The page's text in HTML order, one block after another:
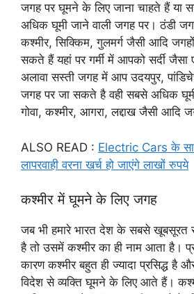
जगह पर घूमने के लिए जाना चाहते हैं या
अधिक घूमी जाने वाली जगह पर। ठंडी
कश्मीर, सिक्किम, गुलमर्ग जैसी आदि
सकते हैं यहां पर गर्मी में आपको सर्दी जैसा
अलावा सस्ती जगह में आप उदयपुर,
जगह पर जा सकते है वही सबसे अधिक
गोवा, कश्मीर, आगरा, लद्दाख जैसी आदि
ALSO READ : Electric Cars के
लापरवाही वरना खर्च हो जाएंगे लाखों रुपये
कश्मीर में घूमने के लिए जगह
जब भी हमारे भारत देश के सबसे खूबसूरत
है तो उसमें कश्मीर का ही नाम आता है।
कारण कश्मीर बहुत ही ज्यादा प्रसिद्ध है
विदेश से व्यक्ति घूमने के लिए आते हैं।